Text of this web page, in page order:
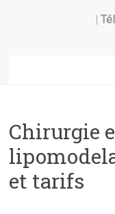
|Tél
Chirurgie
et tarifs